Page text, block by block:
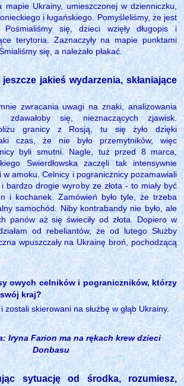
Ukrainy, umieszczonej w dzienniczku,
i ługańskiego. Pomyśleliśmy, że jest
się, dzieci wzięły długopis i
terytoria. Zaznaczyły na mapie punktami
się, a należało płakać.
jakieś wydarzenia, skłaniające
zwracania uwagi na znaki, analizowania
zdawałoby się, nieznaczących zjawisk.
granicy z Rosją, tu się żyło dzięki
czas, że nie było przemytników, więc
byli smutni. Nagle, tuż przed 8 marca,
Swierdłowska zaczęli tak intensywnie
w amoku. Celnicy i pogranicznicy pozamawiali
bardzo drogie wyroby ze złota - to miały być
i kochanek. Zamówień było tyle, że trzeba
samochód. Niby kontrabandy nie było, ale
panów aż się świeciły od złota. Dopiero w
od rebeliantów, że od lutego Służby
wpuszczały na Ukrainę broń, pochodzącą
owych celników i pograniczników, którzy
kraj?
zostali skierowani na służbę w głąb Ukrainy.
Iryna Farion ma na rękach krew dzieci
Donbasu
sytuację od środka, rozumiesz,